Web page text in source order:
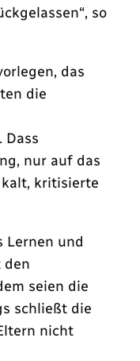
so
das
die
Dass
nur auf das
kritisierte
Lernen und
den
seien die
schließt die
nicht